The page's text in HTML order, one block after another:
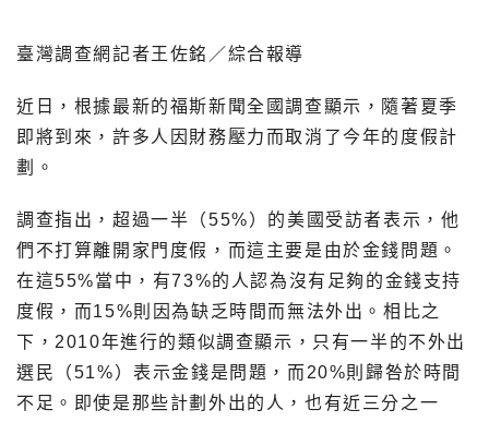
臺灣調查網記者王佐銘／綜合報導
近日，根據最新的福斯新聞全國調查顯示，隨著夏季
即將到來，許多人因財務壓力而取消了今年的度假計
劃。
調查指出，超過一半（55%）的美國受訪者表示，他
們不打算離開家門度假，而這主要是由於金錢問題。
在這55%當中，有73%的人認為沒有足夠的金錢支持
度假，而15%則因為缺乏時間而無法外出。相比之
下，2010年進行的類似調查顯示，只有一半的不外出
選民（51%）表示金錢是問題，而20%則歸咎於時間
不足。即使是那些計劃外出的人，也有近三分之一